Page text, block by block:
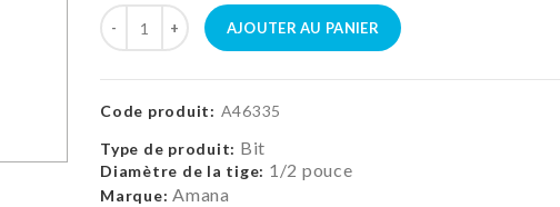
AJOUTER AU PANIER
Code produit: A46335
Type de produit: Bit
Diamètre de la tige: 1/2 pouce
Marque: Amana